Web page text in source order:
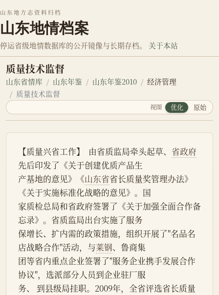
山东地方志资料归档
山东地情档案
停运省级地情数据库的公开镜像与长期存档。 关于本站
质量技术监督
山东省情库 山东年鉴 山东年鉴2010
经济管理
质量技术监督
视图 优化 原始
【质量兴省工作】  由省质监局牵头起草、 省政府
先后印发了《关于创建优质产品生
产基地的意见》《山东省省长质量奖管理办法》
《关于实施标准化战略的意见》。国
家质检总局和省政府签署了《关于加强全面合作备
忘录》。省质监局出台实施了服务
保增长、扩内需的政策措施，组织开展了"名品名
店战略合作"活动，与莱钢、鲁商集
团等省内重点企业签署了"服务企业携手发展合作
协议"，选派部分人员到企业驻厂服
务、 到县级局挂职。2009年，全省评选省长质量